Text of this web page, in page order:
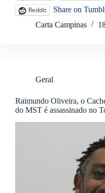
Reddit
Share on
Carta Campinas
Geral
Raimundo Oliveira, o
do MST é assassinado no